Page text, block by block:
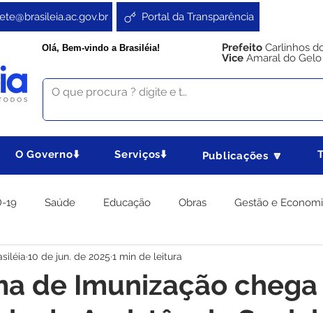
Portal da Transparência
Olá, Bem-vindo a Brasiléia! Prefeito Carlinhos
Vice Amaral do Gelo
O Governo⬇️ Serviços⬇️ Publicações 🔽
19 Saúde Educação Obras Gestão e
Gabinete Agricultura e Produção
de Imunização chega
10 de jun. de 2025 1 min de leitura